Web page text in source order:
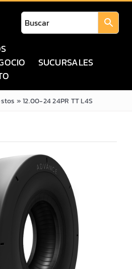
SUCURSALES
»12.00-24 24PR TT L4S